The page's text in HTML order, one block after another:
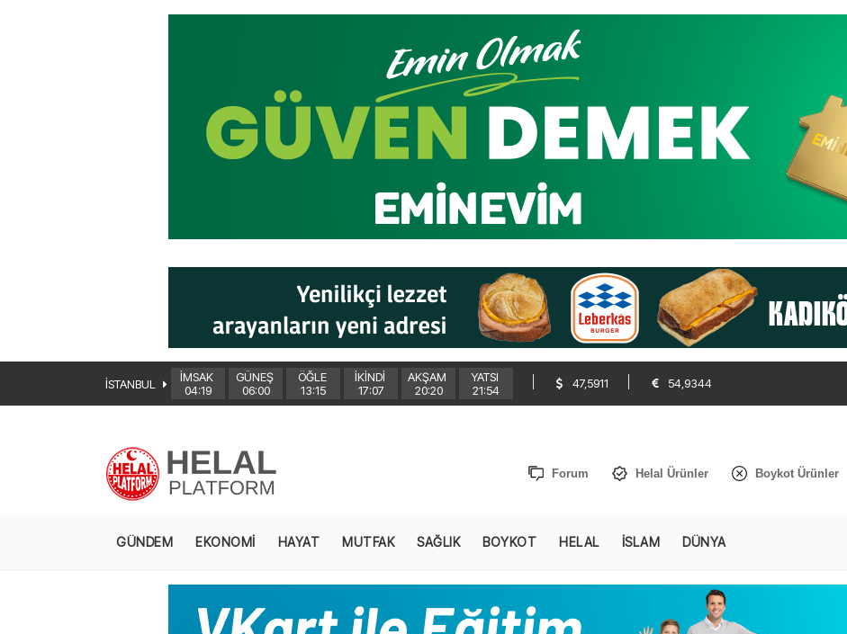
İSTANBUL
İMSAK
04:19
GÜNEŞ
06:00
ÖĞLE
13:15
İKİNDİ
17:07
AKŞAM
20:20
YATSI
21:54
47,5911 54,9344
Forum Helal Ürünler Boykot Ürünler
GÜNDEM EKONOMİ HAYAT MUTFAK SAĞLIK BOYKOT HELAL İSLAM DÜNYA